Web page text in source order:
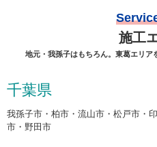
施工
地元・我孫子はもちろん。東葛エリア
千葉県
我孫子市・柏市・流山市・松戸市・
市・野田市